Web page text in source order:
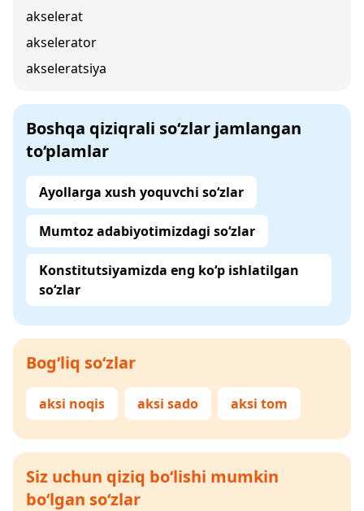
akselerat
akselerator
akseleratsiya
Boshqa qiziqrali so‘zlar jamlangan
to‘plamlar
Ayollarga xush yoquvchi so‘zlar
Mumtoz adabiyotimizdagi so‘zlar
Konstitutsiyamizda eng ko‘p ishlatilgan
so‘zlar
Bog‘liq so‘zlar
aksi noqis aksi sado aksi tom
Siz uchun qiziq bo‘lishi mumkin
bo‘lgan so‘zlar